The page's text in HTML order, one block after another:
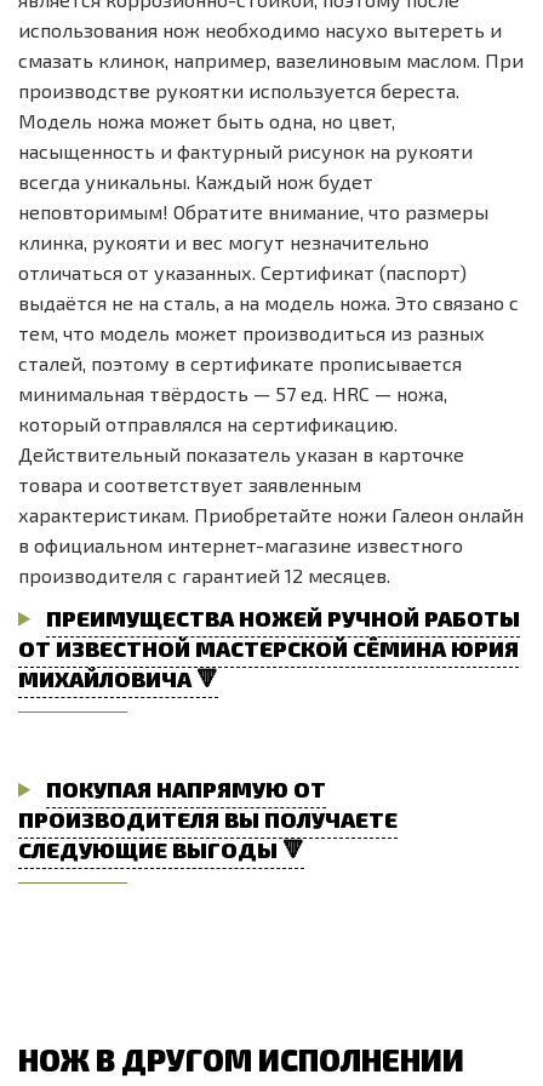
использования нож необходимо насухо вытереть и
смазать клинок, например, вазелиновым маслом. При
производстве рукоятки используется береста.
Модель ножа может быть одна, но цвет,
насыщенность и фактурный рисунок на рукояти
всегда уникальны. Каждый нож будет
неповторимым! Обратите внимание, что размеры
клинка, рукояти и вес могут незначительно
отличаться от указанных. Сертификат (паспорт)
выдаётся не на сталь, а на модель ножа. Это связано с
тем, что модель может производиться из разных
сталей, поэтому в сертификате прописывается
минимальная твёрдость — 57 ед. HRC — ножа,
который отправлялся на сертификацию.
Действительный показатель указан в карточке
товара и соответствует заявленным
характеристикам. Приобретайте ножи Галеон онлайн
в официальном интернет-магазине известного
производителя с гарантией 12 месяцев.
ПРЕИМУЩЕСТВА НОЖЕЙ РУЧНОЙ РАБОТЫ
ОТ ИЗВЕСТНОЙ МАСТЕРСКОЙ СЁМИНА ЮРИЯ
МИХАЙЛОВИЧА 🔻
ПОКУПАЯ НАПРЯМУЮ ОТ
ПРОИЗВОДИТЕЛЯ ВЫ ПОЛУЧАЕТЕ
СЛЕДУЮЩИЕ ВЫГОДЫ 🔻
НОЖ В ДРУГОМ ИСПОЛНЕНИИ